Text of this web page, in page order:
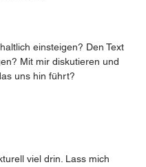
einsteigen? Den Text
Mit mir diskutieren und
uns hin führt?
viel drin. Lass mich